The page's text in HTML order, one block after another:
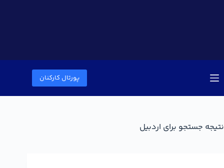
پورتال کارکنان
نتیجه جستجو برای اردبیل